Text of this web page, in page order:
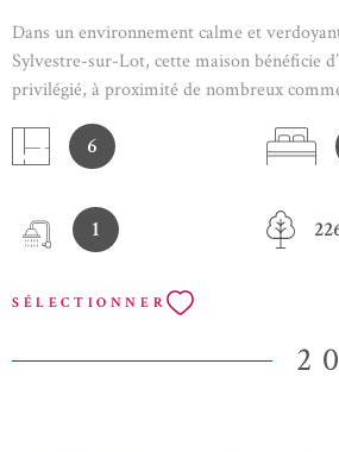
Dans un environnement calme et
Sylvestre-sur-Lot, cette maison bénéficie
privilégié, à proximité de nombreux
hôpital accessibles en seulement 10
entre Villeneuve-sur-Lot et Fumel, elle
agréable alliant confort et praticité.
1970, cette maison a fait l’objet d’une
complète, garantissant de belles
L’habitation principale se compose de :
donnant sur le jardin, partiellement
banne manuel. Une entrée avec couloir
pièces, un spacieux séjour de 31,60 m²
6
1
SÉLECTIONNER